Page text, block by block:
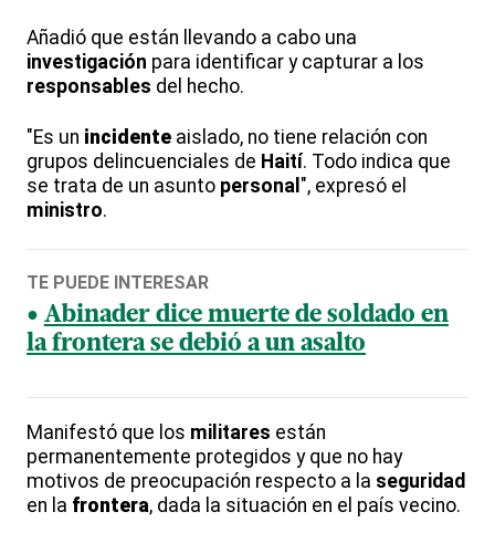
Añadió que están llevando a cabo una
investigación para identificar y capturar a los
responsables del hecho.
"Es un incidente aislado, no tiene relación con
grupos delincuenciales de Haití. Todo indica que
se trata de un asunto personal ", expresó el
ministro.
TE PUEDE INTERESAR
Abinader dice muerte de soldado en
la frontera se debió a un asalto
Manifestó que los militares están
permanentemente protegidos y que no hay
motivos de preocupación respecto a la seguridad
en la frontera, dada la situación en el país vecino.